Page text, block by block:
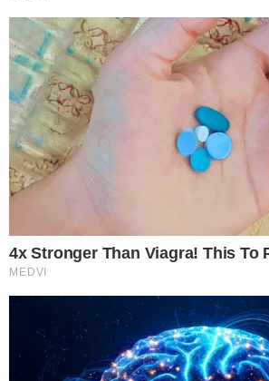
Estado.Diante dos ataques, a
envolvendo em discussões com
das vezes, perde a paciência.